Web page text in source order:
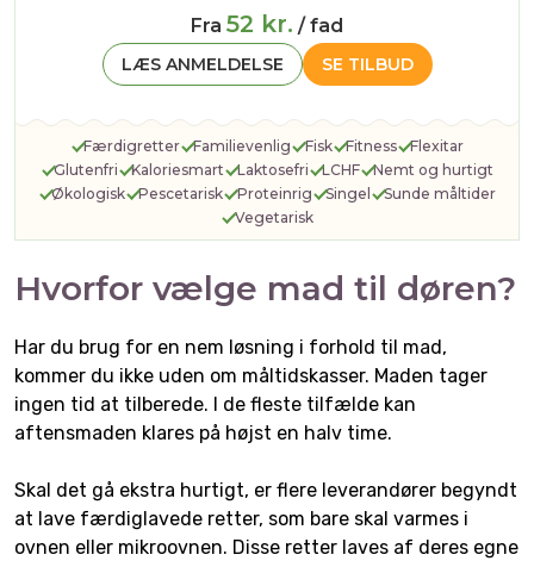
Fra 52 kr. / fad
SE TILBUD
LÆS ANMELDELSE
Færdigretter Familievenlig Fisk Fitness
Flexitar
Glutenfri
Kaloriesmart Laktosefri LCHF
Nemt og hurtigt
Økologisk
Pescetarisk Proteinrig Singel
Sunde måltider
Vegetarisk
Hvorfor vælge mad til døren?
Har du brug for en nem løsning i forhold til mad,
kommer du ikke uden om måltidskasser. Maden tager
ingen tid at tilberede. I de fleste tilfælde kan
aftensmaden klares på højst en halv time.
Skal det gå ekstra hurtigt, er flere leverandører begyndt
at lave færdiglavede retter, som bare skal varmes i
ovnen eller mikroovnen. Disse retter laves af deres egne